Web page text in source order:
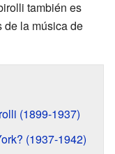
también es
de la música de
(1899-1937)
(1937-1942)